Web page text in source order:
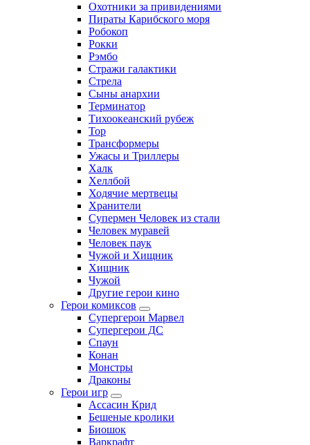
Охотники за привидениями
Пираты Карибского моря
Робокоп
Рокки
Рэмбо
Стражи галактики
Стрела
Сыны анархии
Терминатор
Тихоокеанский рубеж
Тор
Трансформеры
Ужасы и Триллеры
Халк
Хеллбой
Ходячие мертвецы
Хранители
Супермен Человек из стали
Человек муравей
Человек паук
Чужой и Хищник
Хищник
Чужой
Другие герои кино
Герои комиксов
Супергерои Марвел
Супергерои ДС
Спаун
Конан
Монстры
Драконы
Герои игр
Ассасин Крид
Бешеные кролики
Биошок
Варкрафт